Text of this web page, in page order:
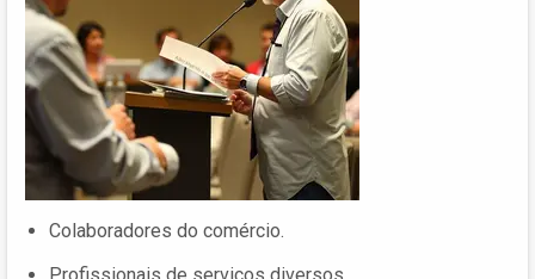
Colaboradores do comércio.
Profissionais de serviços diversos.